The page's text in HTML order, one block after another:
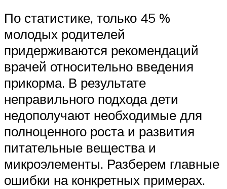
По статистике, только 45 %
молодых родителей
придерживаются рекомендаций
врачей относительно введения
прикорма. В результате
неправильного подхода дети
недополучают необходимые для
полноценного роста и развития
питательные вещества и
микроэлементы. Разберем главные
ошибки на конкретных примерах.